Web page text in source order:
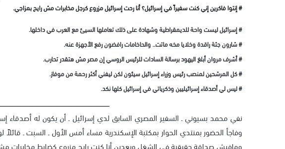
# إنتوا فاكرين إني كنت سفيراً في إسرائيل؟ أنا رحت إسرائيل مزروع كرجل مخابرات مش رايح بمزاجي.
# إسرائيل ليست واحة للديمقراطية وشهادة على ذلك تعاملها السيئ مع العرب في داخلها.
# شارون جثة راقدة وخلايا مخه ماتت.. والحاخامات رافضون رفع الأجهزة عنه.
# أشرف مروان أبلغ اليهود برسالة السادات للرئيس الروسي إن مصر مش هتقدر تحارب.
# كل المرشحين لمنصب رئيس وزراء إسرائيل سيئون لكن ليفني أكثر رحمة من موفاز.
# ليس لي أصدقاء إسرائيليين وذكرياتي في إسرائيل كلها نكد.
نفي محمد بسيوني ـ السفير المصري السابق لدي إسرائيل ـ أن يكون له أصدقاء
وفاجأ الحضور بمنتدي الحوار بمكتبة الإسكندرية مساء أمس الأول ـ السبت ـ
ومافيش صداقة حقيقية في الشغل وبعدين أنا كنت رايح مزروع كضابط مخابرات